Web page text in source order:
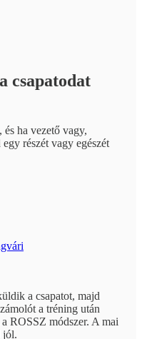
csapatodat
ha vezető vagy,
részét vagy egészét
a csapatot, majd
a tréning után
ROSSZ módszer. A mai
jól.